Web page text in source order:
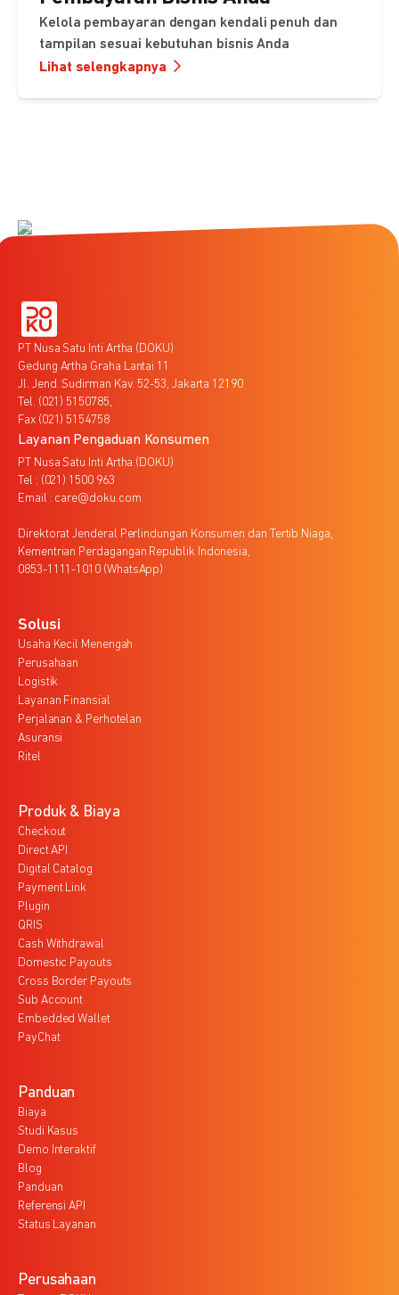
Kelola pembayaran dengan kendali penuh dan
tampilan sesuai kebutuhan bisnis Anda
Lihat selengkapnya
PT Nusa Satu Inti Artha (DOKU)
Gedung Artha Graha Lantai 11
Jl. Jend. Sudirman Kav. 52-53, Jakarta 12190
Tel. (021) 5150785,
Fax (021) 5154758
Layanan Pengaduan Konsumen
PT Nusa Satu Inti Artha (DOKU)
Tel : (021) 1500 963
Email : care@doku.com
Direktorat Jenderal Perlindungan Konsumen dan Tertib Niaga,
Kementrian Perdagangan Republik Indonesia,
0853-1111-1010 (WhatsApp)
Solusi
Usaha Kecil Menengah
Perusahaan
Logistik
Layanan Finansial
Perjalanan & Perhotelan
Asuransi
Ritel
Produk & Biaya
Checkout
Direct API
Digital Catalog
Payment Link
Plugin
QRIS
Cash Withdrawal
Domestic Payouts
Cross Border Payouts
Sub Account
Embedded Wallet
PayChat
Panduan
Biaya
Studi Kasus
Demo Interaktif
Blog
Panduan
Referensi API
Status Layanan
Perusahaan